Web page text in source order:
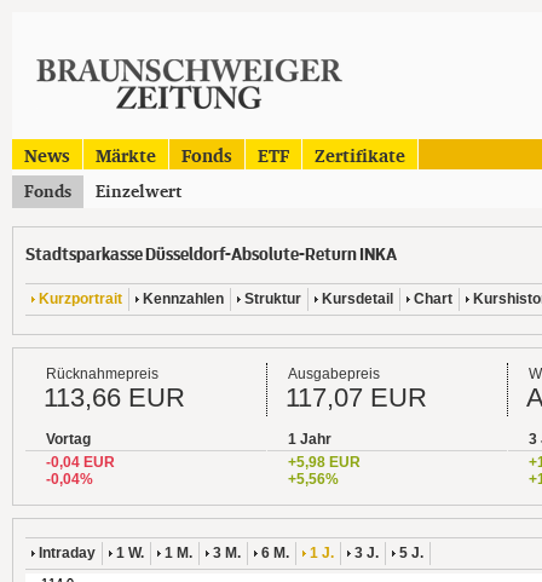
News Märkte Fonds ETF Zertifikate
Fonds Einzelwert
Stadtsparkasse Düsseldorf-Absolute-Return INKA
Kurzportrait Kennzahlen Struktur Kursdetail Chart
Rücknahmepreis
113,66 EUR
Ausgabepreis
117,07 EUR
Vortag 1 Jahr
3
-0,04 EUR
-0,04%
+5,98 EUR
+5,56%
Intraday 1 W. 1 M. 3 M. 6 M. 1 J. 3 J. 5 J.